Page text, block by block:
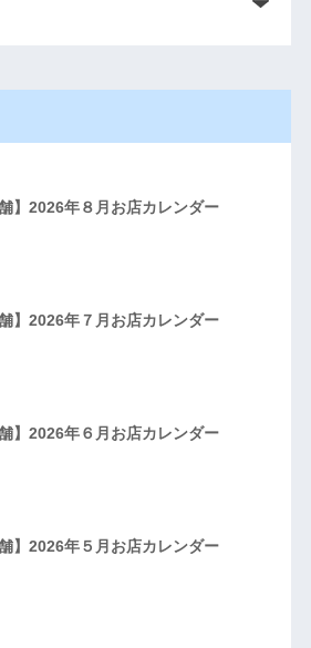
舗】2026年８月お店カレンダー
舗】2026年７月お店カレンダー
舗】2026年６月お店カレンダー
舗】2026年５月お店カレンダー